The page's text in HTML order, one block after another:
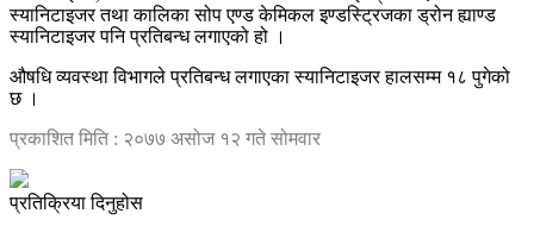
स्यानिटाइजर तथा कालिका सोप एण्ड केमिकल इण्डस्ट्रिजका ड्रोन ह्याण्ड
स्यानिटाइजर पनि प्रतिबन्ध लगाएको हो ।
औषधि व्यवस्था विभागले प्रतिबन्ध लगाएका स्यानिटाइजर हालसम्म १८ पुगेको
छ ।
प्रकाशित मिति : २०७७ असोज १२ गते सोमवार
प्रतिक्रिया दिनुहोस